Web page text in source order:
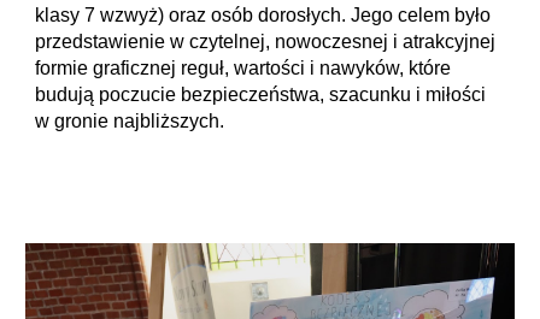
klasy 7 wzwyż) oraz osób dorosłych. Jego celem było
przedstawienie w czytelnej, nowoczesnej i atrakcyjnej
formie graficznej reguł, wartości i nawyków, które
budują poczucie bezpieczeństwa, szacunku i miłości
w gronie najbliższych.